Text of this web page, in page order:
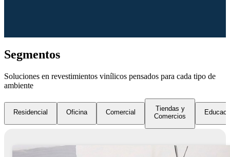
Segmentos
Soluciones en revestimientos vinílicos pensados para cada tipo de
ambiente
Residencial Oficina Comercial
Tiendas y
Comercios